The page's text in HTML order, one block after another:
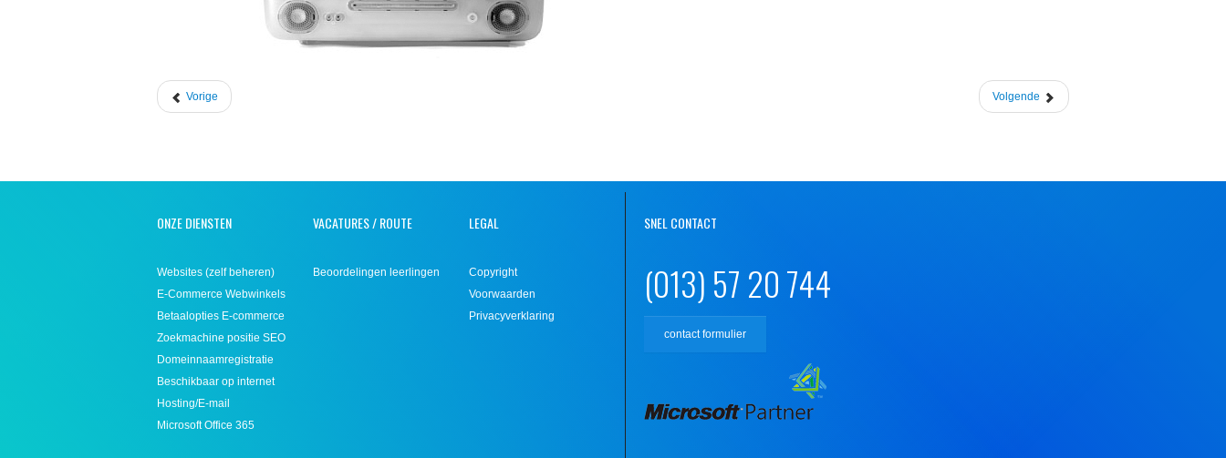
Vorige Volgende
ONZE DIENSTEN
Websites (zelf beheren)
E-Commerce Webwinkels
Betaalopties E-commerce
Zoekmachine positie SEO
Domeinnaamregistratie
Beschikbaar op internet
Hosting/E-mail
Microsoft Office 365
VACATURES / ROUTE
Beoordelingen leerlingen
LEGAL
Copyright
Voorwaarden
Privacyverklaring
SNEL CONTACT
(013) 57 20 744
contact formulier